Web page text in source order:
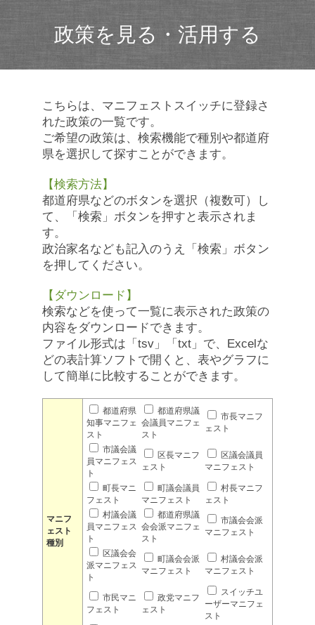
政策を見る・活用する
こちらは、マニフェストスイッチに登録さ
れた政策の一覧です。
ご希望の政策は、検索機能で種別や都道府
県を選択して探すことができます。
【検索方法】
都道府県などのボタンを選択（複数可）し
て、「検索」ボタンを押すと表示されま
す。
政治家名なども記入のうえ「検索」ボタン
を押してください。
【ダウンロード】
検索などを使って一覧に表示された政策の
内容をダウンロードできます。
ファイル形式は「tsv」「txt」で、Excelな
どの表計算ソフトで開くと、表やグラフに
して簡単に比較することができます。
マニフ
ェスト
種別
都道府県
知事マニフェ
スト
都道府県議
会議員マニフェ
スト
市長マニフ
ェスト
市議会議
員マニフェス
ト
区長マニフ
ェスト
区議会議員
マニフェスト
町長マニ
フェスト
町議会議員
マニフェスト
村長マニフ
ェスト
村議会議
員マニフェス
ト
都道府県議
会会派マニフェ
スト
市議会会派
マニフェスト
区議会会
派マニフェス
ト
町議会会派
マニフェスト
村議会会派
マニフェスト
市民マニ
フェスト
政党マニフ
ェスト
スイッチユ
ーザーマニフェ
スト